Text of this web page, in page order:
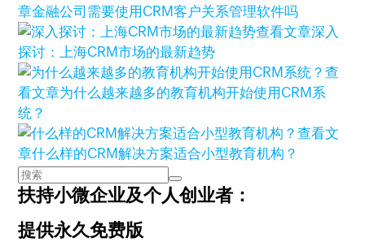
章金融公司需要使用CRM客户关系管理软件吗
查看文章深入
探讨：上海CRM市场的最新趋势
查
看文章为什么越来越多的教育机构开始使用CRM系
统？
查看文
章什么样的CRM解决方案适合小型教育机构？
扶持小微企业及个人创业者：
提供永久免费版